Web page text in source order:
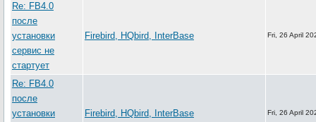
Re: FB4.0
после
установки
сервис не
стартует
Firebird, HQbird, InterBase Fri, 26 April
Re: FB4.0
после
установки
Firebird, HQbird, InterBase Fri, 26 April